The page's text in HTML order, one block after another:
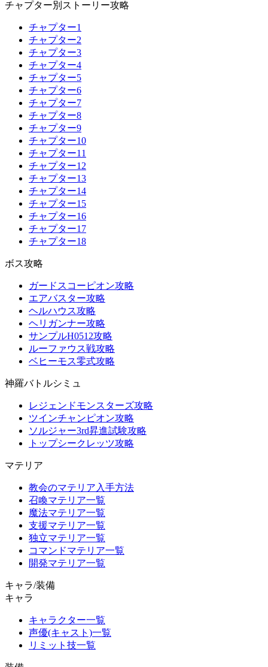
チャプター別ストーリー攻略
チャプター1
チャプター2
チャプター3
チャプター4
チャプター5
チャプター6
チャプター7
チャプター8
チャプター9
チャプター10
チャプター11
チャプター12
チャプター13
チャプター14
チャプター15
チャプター16
チャプター17
チャプター18
ボス攻略
ガードスコーピオン攻略
エアバスター攻略
ヘルハウス攻略
ヘリガンナー攻略
サンプルH0512攻略
ルーファウス戦攻略
ベヒーモス零式攻略
神羅バトルシミュ
レジェンドモンスターズ攻略
ツインチャンピオン攻略
ソルジャー3rd昇進試験攻略
トップシークレッツ攻略
マテリア
教会のマテリア入手方法
召喚マテリア一覧
魔法マテリア一覧
支援マテリア一覧
独立マテリア一覧
コマンドマテリア一覧
開発マテリア一覧
キャラ/装備
キャラ
キャラクター一覧
声優(キャスト)一覧
リミット技一覧